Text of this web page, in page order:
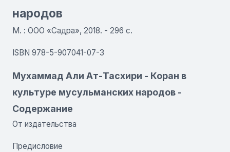
народов
М. : ООО «Садра», 2018. - 296 с.
ISBN 978-5-907041-07-3
Мухаммад Али Ат-Тасхири - Коран в
культуре мусульманских народов -
Содержание
От издательства
Предисловие